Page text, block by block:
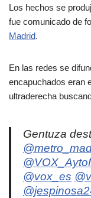
Los hechos se
fue comunicado de
Madrid.
En las redes se
encapuchados eran
ultraderecha
Gentuza
@vox_es